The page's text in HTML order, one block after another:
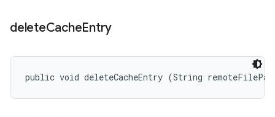
deleteCacheEntry
public void deleteCacheEntry (String